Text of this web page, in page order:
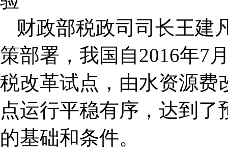
财政部税政司司长王建
策部署，我国自2016年7
税改革试点，由水资源费
点运行平稳有序，达到
的基础和条件。